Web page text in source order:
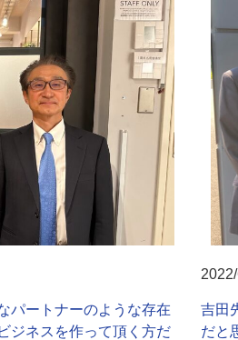
パートナーのような存在
ジネスを作って頂く方だ
吉田
だと